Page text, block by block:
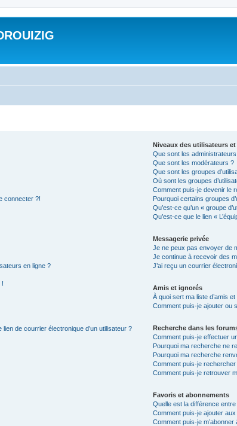
connecter ?!
en ligne ?
!
de courrier électronique d’un utilisateur ?
Niveaux des utilisateurs
Que sont les
Que sont les modérateurs ?
Que sont les groupes
Où sont les groupes
Comment puis-je devenir le
Pourquoi certains groupes
Qu’est-ce qu’un « groupe
Qu’est-ce que le lien «
Messagerie privée
Je ne peux pas envoyer de
Je continue à recevoir des
J’ai reçu un courrier
Amis et ignorés
À quoi sert ma liste d’amis et
Comment puis-je ajouter ou
Recherche dans les
Comment puis-je effectuer
Pourquoi ma recherche ne
Pourquoi ma recherche
Comment puis-je
Comment puis-je retrouver
Favoris et abonnements
Quelle est la différence
Comment puis-je ajouter
Comment puis-je